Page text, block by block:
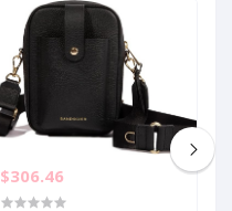
$306.46